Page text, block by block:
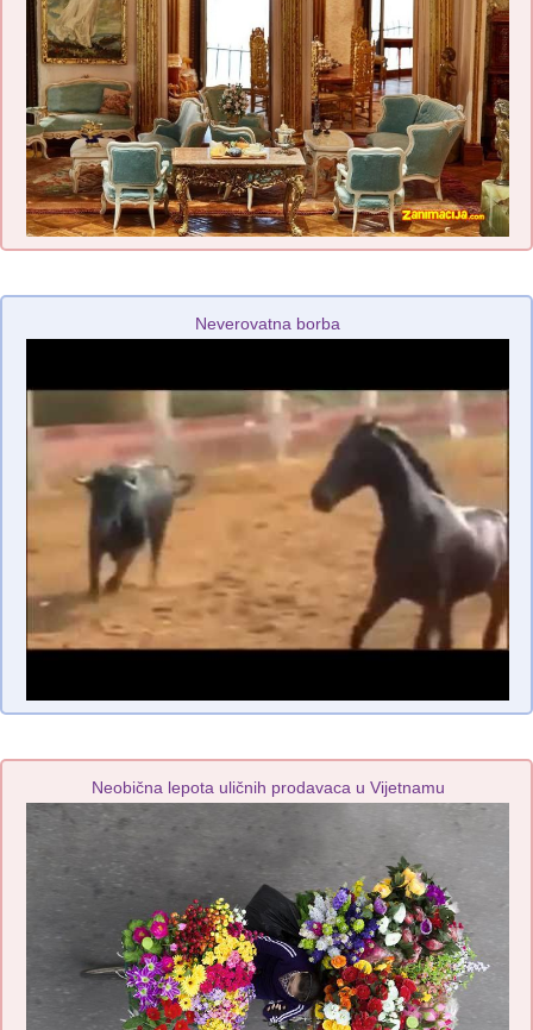
Neverovatna borba
Neobična lepota uličnih prodavaca u Vijetnamu